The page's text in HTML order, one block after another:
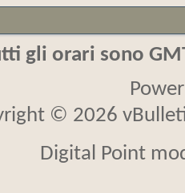
gli orari sono
© 2026
Digital Point